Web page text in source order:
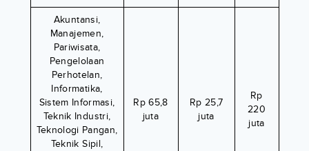
Akuntansi,
Manajemen,
Pariwisata,
Pengelolaan
Perhotelan,
Informatika,
Sistem Informasi,
Teknik Industri,
Teknologi Pangan,
Teknik Sipil,
Rp 65,8
juta
Rp 25,7
juta
Rp
220
juta